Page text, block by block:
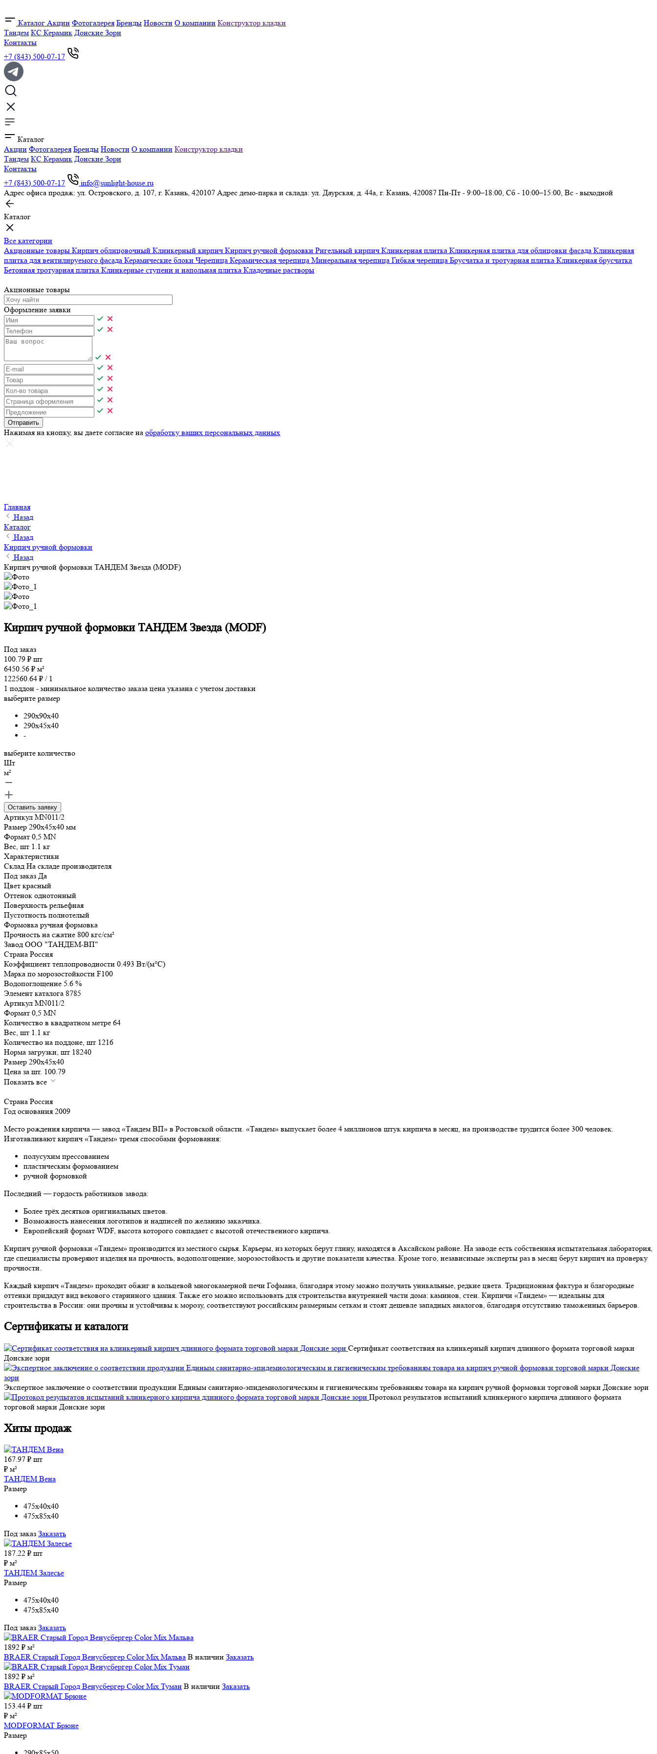
Каталог Акции Фотогалерея Бренды Новости О компании Конструктор кладки
Тандем КС Керамик Донские Зори
Контакты
+7 (843) 500-07-17
Каталог
Акции Фотогалерея Бренды Новости О компании Конструктор кладки
Тандем КС Керамик Донские Зори
Контакты
+7 (843) 500-07-17
info@sunlight-house.ru
Адрес офиса продаж: ул. Островского, д. 107, г. Казань, 420107 Адрес демо-парка и склада: ул. Даурская, д. 44а, г. Казань, 420087 Пн-Пт - 9:00–18:00, Сб - 10:00–15:00, Вс - выходной
Каталог
Все категории
Акционные товары Кирпич облицовочный Клинкерный кирпич Кирпич ручной формовки Ригельный кирпич Клинкерная плитка Клинкерная плитка для облицовки фасада Клинкерная
плитка для вентилируемого фасада Керамические блоки Черепица Керамическая черепица Минеральная черепица Гибкая черепица Брусчатка и тротуарная плитка Клинкерная брусчатка
Бетонная тротуарная плитка Клинкерные ступени и напольная плитка Кладочные растворы
Акционные товары
Оформление заявки
Отправить
Нажимая на кнопку, вы даете согласие на обработку ваших персональных данных
Главная
Назад
Каталог
Назад
Кирпич ручной формовки
Назад
Кирпич ручной формовки ТАНДЕМ Звезда (MODF)
Кирпич ручной формовки ТАНДЕМ Звезда (MODF)
Под заказ
100.79 ₽ шт
6450.56 ₽ м²
122560.64 ₽ / 1
1 поддон - минимальное количество заказа цена указана с учетом доставки
выберите размер
290x90x40
290x45x40
-
выберите количество
Шт
м²
Оставить заявку
Артикул MN011/2
Размер 290x45x40 мм
Формат 0,5 MN
Вес, шт 1.1 кг
Характеристики
Склад На складе производителя
Под заказ Да
Цвет красный
Оттенок однотонный
Поверхность рельефная
Пустотность полнотелый
Формовка ручная формовка
Прочность на сжатие 800 кгс/см²
Завод ООО "ТАНДЕМ-ВП"
Страна Россия
Коэффициент теплопроводности 0.493 Вт/(м°C)
Марка по морозостойкости F100
Водопоглощение 5.6 %
Элемент каталога 8785
Артикул MN011/2
Формат 0,5 MN
Количество в квадратном метре 64
Вес, шт 1.1 кг
Количество на поддоне, шт 1216
Норма загрузки, шт 18240
Размер 290x45x40
Цена за шт. 100.79
Показать все
Страна Россия
Год основания 2009
Место рождения кирпича — завод «Тандем ВП» в Ростовской области. «Тандем» выпускает более 4 миллионов штук кирпича в месяц, на производстве трудится более 300 человек.
Изготавливают кирпич «Тандем» тремя способами формования:
полусухим прессованием
пластическим формованием
ручной формовкой
Последний — гордость работников завода:
Более трёх десятков оригинальных цветов.
Возможность нанесения логотипов и надписей по желанию заказчика.
Европейский формат WDF, высота которого совпадает с высотой отечественного кирпича.
Кирпич ручной формовки «Тандем» производится из местного сырья. Карьеры, из которых берут глину, находятся в Аксайском районе. На заводе есть собственная испытательная лаборатория,
где специалисты проверяют изделия на прочность, водополгощение, морозостойкость и другие показатели качества. Кроме того, независимые эксперты раз в месяц берут кирпич на проверку
прочности.
Каждый кирпич «Тандем» проходит обжиг в кольцевой многокамерной печи Гофмана, благодаря этому можно получать уникальные, редкие цвета. Традиционная фактура и благородные
оттенки придадут вид векового старинного здания. Также его можно использовать для строительства внутренней части дома: каминов, стен. Кирпичи «Тандем» — идеальны для
строительства в России: они прочны и устойчивы к морозу, соответствуют российским размерным сеткам и стоят дешевле западных аналогов, благодаря отсутствию таможенных барьеров.
Сертификаты и каталоги
Сертификат соответствия на клинкерный кирпич длинного формата торговой марки
Донские зори
Экспертное заключение о соответствии продукции Единым санитарно-эпидемиологическим и гигиеническим требованиям товара на кирпич ручной формовки торговой марки Донские зори
Протокол результатов испытаний клинкерного кирпича длинного формата
торговой марки Донские зори
Хиты продаж
167.97 ₽ шт
₽ м²
ТАНДЕМ Вена
Размер
475x40x40
475x85x40
Под заказ Заказать
187.22 ₽ шт
₽ м²
ТАНДЕМ Залесье
Размер
475x40x40
475x85x40
Под заказ Заказать
1892 ₽ м²
BRAER Старый Город Венусбергер Color Mix Мальва В наличии Заказать
1892 ₽ м²
BRAER Старый Город Венусбергер Color Mix Туман В наличии Заказать
153.44 ₽ шт
₽ м²
MODFORMAT Брюне
Размер